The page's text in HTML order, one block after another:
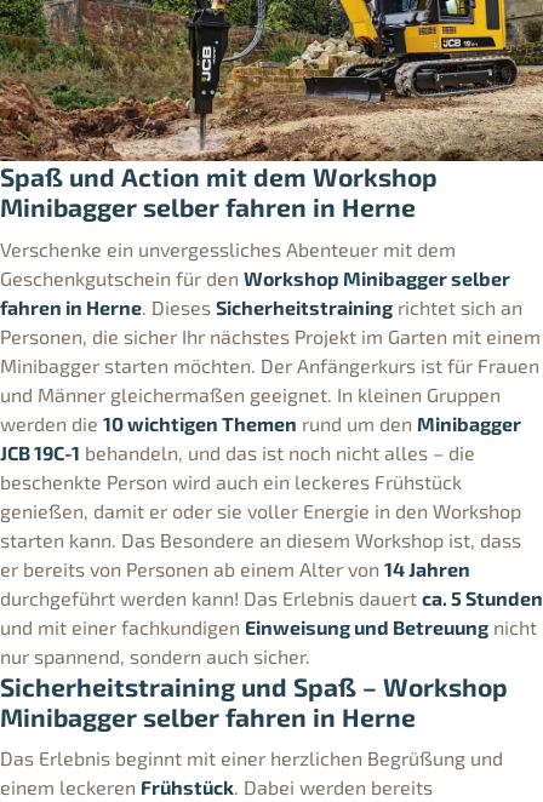
Spaß und Action mit dem Workshop
Minibagger selber fahren in Herne
Verschenke ein unvergessliches Abenteuer mit dem
Geschenkgutschein für den Workshop Minibagger selber
fahren in Herne . Dieses Sicherheitstraining richtet sich an
Personen, die sicher Ihr nächstes Projekt im Garten mit einem
Minibagger starten möchten. Der Anfängerkurs ist für Frauen
und Männer gleichermaßen geeignet. In kleinen Gruppen
werden die 10 wichtigen Themen rund um den Minibagger
JCB 19C-1 behandeln, und das ist noch nicht alles – die
beschenkte Person wird auch ein leckeres Frühstück
genießen, damit er oder sie voller Energie in den Workshop
starten kann. Das Besondere an diesem Workshop ist, dass
er bereits von Personen ab einem Alter von 14 Jahren
durchgeführt werden kann! Das Erlebnis dauert ca. 5 Stunden
und mit einer fachkundigen Einweisung und Betreuung nicht
nur spannend, sondern auch sicher.
Sicherheitstraining und Spaß – Workshop
Minibagger selber fahren in Herne
Das Erlebnis beginnt mit einer herzlichen Begrüßung und
einem leckeren Frühstück. Dabei werden bereits